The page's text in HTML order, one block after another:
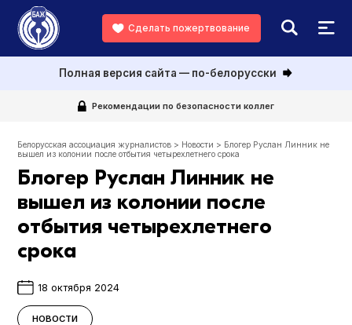
Сделать пожертвование
Полная версия сайта — по-белорусски
Рекомендации по безопасности коллег
Белорусская ассоциация журналистов > Новости > Блогер Руслан Линник не
вышел из колонии после отбытия четырехлетнего срока
Блогер Руслан Линник не
вышел из колонии после
отбытия четырехлетнего
срока
18 октября 2024
НОВОСТИ